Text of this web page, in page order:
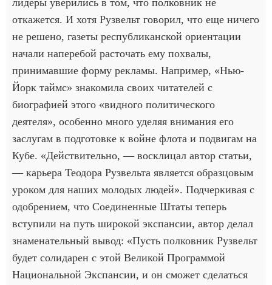
лидеры уверились в том, что полковник не
откажется. И хотя Рузвельт говорил, что еще ничего
не решено, газеты республиканской ориентации
начали наперебой расточать ему похвалы,
принимавшие форму рекламы. Например, «Нью-
Йорк таймс» знакомила своих читателей с
биографией этого «видного политического
деятеля», особенно много уделяя внимания его
заслугам в подготовке к войне флота и подвигам на
Кубе. «Действительно, — восклицал автор статьи,
— карьера Теодора Рузвельта является образцовым
уроком для наших молодых людей». Подчеркивая с
одобрением, что Соединенные Штаты теперь
вступили на путь широкой экспансии, автор делал
знаменательный вывод: «Пусть полковник Рузвельт
будет солидарен с этой Великой Программой
Национальной Экспансии, и он сможет сделаться